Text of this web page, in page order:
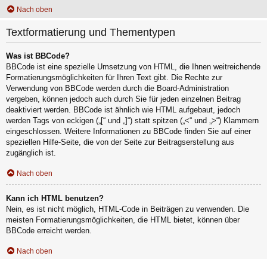
Nach oben
Textformatierung und Thementypen
Was ist BBCode?
BBCode ist eine spezielle Umsetzung von HTML, die Ihnen weitreichende
Formatierungsmöglichkeiten für Ihren Text gibt. Die Rechte zur
Verwendung von BBCode werden durch die Board-Administration
vergeben, können jedoch auch durch Sie für jeden einzelnen Beitrag
deaktiviert werden. BBCode ist ähnlich wie HTML aufgebaut, jedoch
werden Tags von eckigen („[“ und „]“) statt spitzen („<“ und „>“) Klammern
eingeschlossen. Weitere Informationen zu BBCode finden Sie auf einer
speziellen Hilfe-Seite, die von der Seite zur Beitragserstellung aus
zugänglich ist.
Nach oben
Kann ich HTML benutzen?
Nein, es ist nicht möglich, HTML-Code in Beiträgen zu verwenden. Die
meisten Formatierungsmöglichkeiten, die HTML bietet, können über
BBCode erreicht werden.
Nach oben